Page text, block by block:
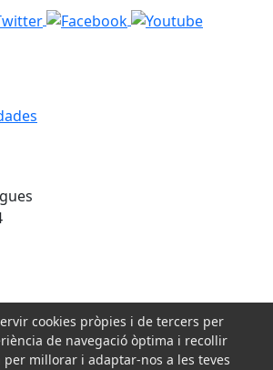
de:
cookies pròpies i de tercers per
de navegació òptima i recollir
millorar i adaptar-nos a les teves